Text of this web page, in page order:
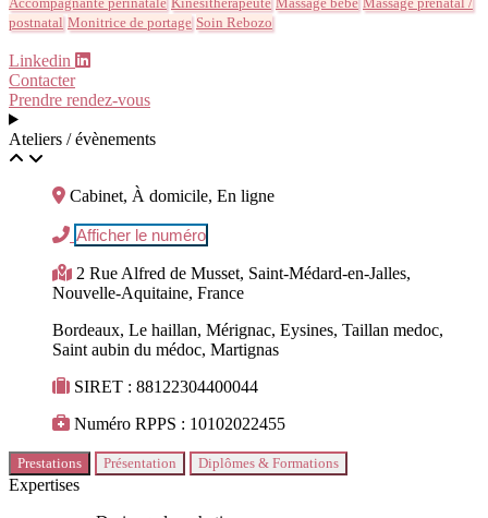
postnatal Monitrice de portage Soin Rebozo
Linkedin
Contacter
Prendre rendez-vous
Ateliers / évènements
Cabinet, À domicile, En ligne
Afficher le numéro
2 Rue Alfred de Musset, Saint-Médard-en-Jalles,
Nouvelle-Aquitaine, France
Bordeaux, Le haillan, Mérignac, Eysines, Taillan medoc,
Saint aubin du médoc, Martignas
SIRET : 88122304400044
Numéro RPPS : 10102022455
Prestations Présentation Diplômes & Formations
Expertises